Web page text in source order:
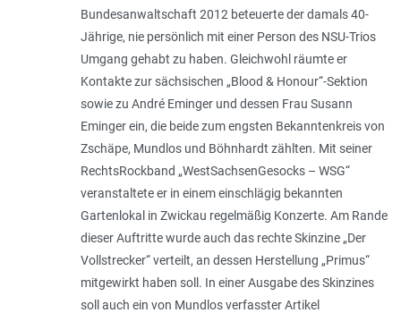
Bundesanwaltschaft 2012 beteuerte der damals 40-
Jährige, nie persönlich mit einer Person des NSU-Trios
Umgang gehabt zu haben. Gleichwohl räumte er
Kontakte zur sächsischen „Blood & Honour“-Sektion
sowie zu André Eminger und dessen Frau Susann
Eminger ein, die beide zum engsten Bekanntenkreis von
Zschäpe, Mundlos und Böhnhardt zählten. Mit seiner
RechtsRockband „WestSachsenGesocks – WSG“
veranstaltete er in einem einschlägig bekannten
Gartenlokal in Zwickau regelmäßig Konzerte. Am Rande
dieser Auftritte wurde auch das rechte Skinzine „Der
Vollstrecker“ verteilt, an dessen Herstellung „Primus“
mitgewirkt haben soll. In einer Ausgabe des Skinzines
soll auch ein von Mundlos verfasster Artikel